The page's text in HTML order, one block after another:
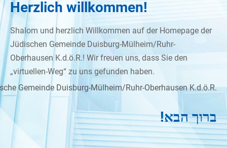
Gemeinde Duisburg-Mülheim/Ruhr-Oberhausen K.d.ö.R.
ברוך הבא!
Herzlich willkommen!
Shalom und herzlich Willkommen auf der Homepage der
Jüdischen Gemeinde Duisburg-Mülheim/Ruhr-
Oberhausen K.d.ö.R.! Wir freuen uns, dass Sie den
„virtuellen-Weg“ zu uns gefunden haben.